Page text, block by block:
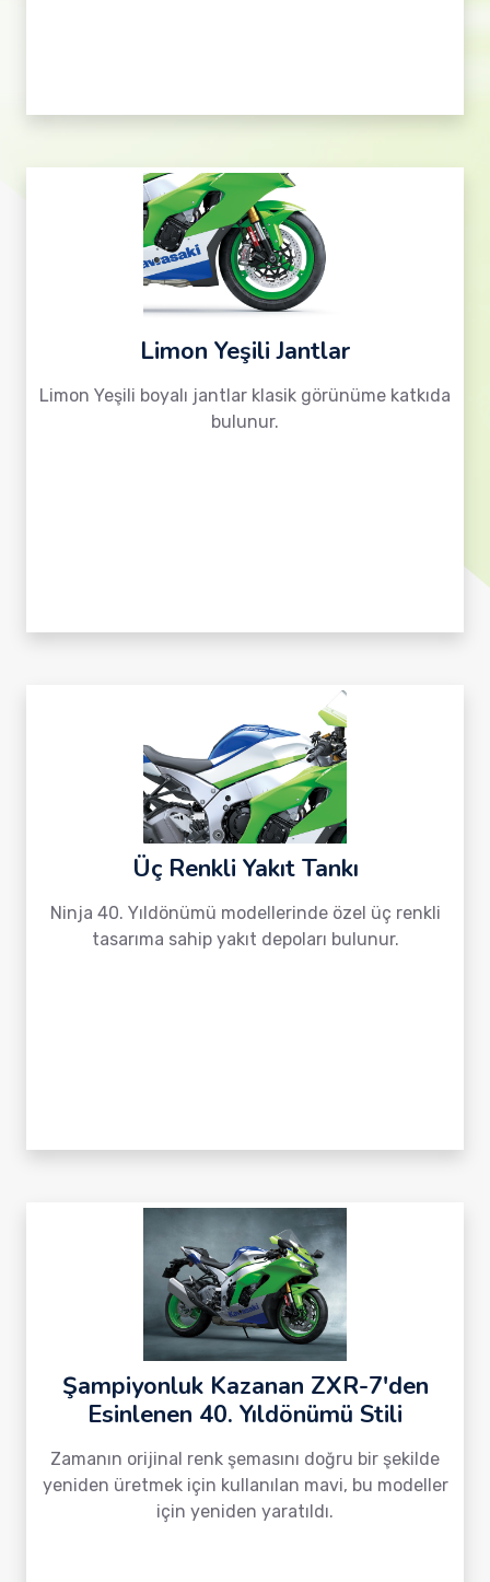
Limon Yeşili Jantlar
Limon Yeşili boyalı jantlar klasik görünüme katkıda
bulunur.
Üç Renkli Yakıt Tankı
Ninja 40. Yıldönümü modellerinde özel üç renkli
tasarıma sahip yakıt depoları bulunur.
Şampiyonluk Kazanan ZXR-7'den
Esinlenen 40. Yıldönümü Stili
Zamanın orijinal renk şemasını doğru bir şekilde
yeniden üretmek için kullanılan mavi, bu modeller
için yeniden yaratıldı.